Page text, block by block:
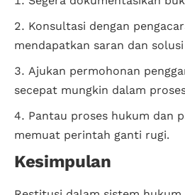
Konsultasi dengan
mendapatkan saran dan
Ajukan permohonan
secepat mungkin dalam
Pantau proses hukum dan
memuat perintah ganti rugi.
Kesimpulan